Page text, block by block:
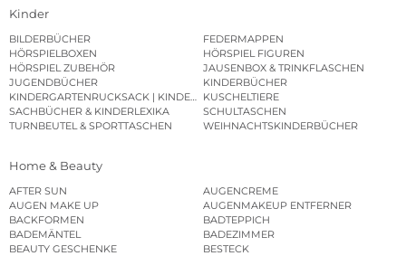
Kinder
BILDERBÜCHER
FEDERMAPPEN
HÖRSPIELBOXEN
HÖRSPIEL FIGUREN
HÖRSPIEL ZUBEHÖR
JAUSENBOX & TRINKFLASCHEN
JUGENDBÜCHER
KINDERBÜCHER
KINDERGARTENRUCKSACK | KINDERGARTENBEUTEL
KUSCHELTIERE
SACHBÜCHER & KINDERLEXIKA
SCHULTASCHEN
TURNBEUTEL & SPORTTASCHEN
WEIHNACHTSKINDERBÜCHER
Home & Beauty
AFTER SUN
AUGENCREME
AUGEN MAKE UP
AUGENMAKEUP ENTFERNER
BACKFORMEN
BADTEPPICH
BADEMÄNTEL
BADEZIMMER
BEAUTY GESCHENKE
BESTECK